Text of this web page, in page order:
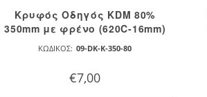
Κρυφός Οδηγός KDM 80%
350mm με φρένο (620C-16mm)
ΚΩΔΙΚΌΣ: 09-DK-K-350-80
€7,00